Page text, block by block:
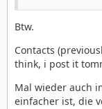
Btw.
Contacts
think, i post it
Mal wieder auch
einfacher ist, die